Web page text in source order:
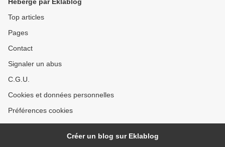
Top articles
Pages
Contact
Signaler un abus
C.G.U.
Cookies et données personnelles
Préférences cookies
Créer un blog sur Eklablog